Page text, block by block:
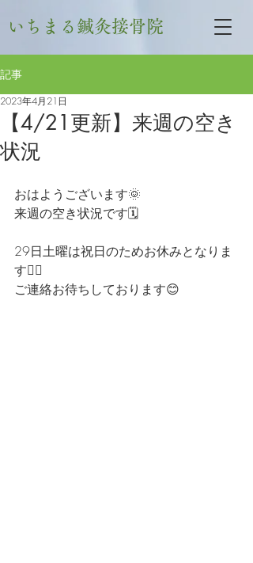
いちまる鍼灸接骨院
記事
【4/21更新】来週の空き
状況
2023年4月21日
おはようございます🌞
来週の空き状況です🗓
29日土曜は祝日のためお休みとなりま
す🙇‍♀
ご連絡お待ちしております😊